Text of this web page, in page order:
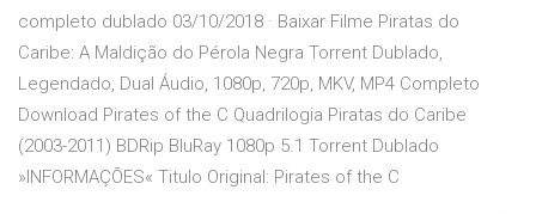
completo dublado 03/10/2018 · Baixar Filme Piratas do
Caribe: A Maldição do Pérola Negra Torrent Dublado,
Legendado, Dual Áudio, 1080p, 720p, MKV, MP4 Completo
Download Pirates of the C Quadrilogia Piratas do Caribe
(2003-2011) BDRip BluRay 1080p 5.1 Torrent Dublado
»INFORMAÇÕES« Titulo Original: Pirates of the C